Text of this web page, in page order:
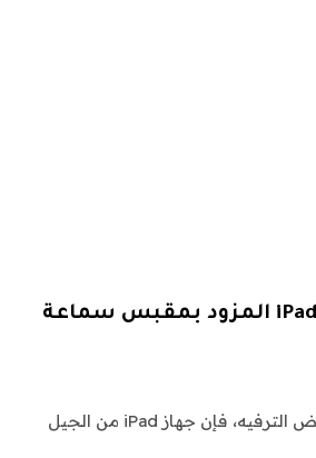
لا يزال بإمكانك شراء الجيل الأخير من iPad المزود بمقبس سماعة
إذا كنت تبحث عن جهاز لوحي مناسب للميزانية لأغراض الترفيه، فإن جهاز iPad من الجيل